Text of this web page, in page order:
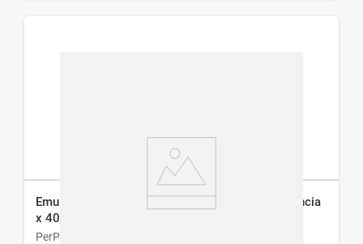
Emulsión Corporal Perpiel Vitamina A con Fragancia
x 400 g
PerPiel